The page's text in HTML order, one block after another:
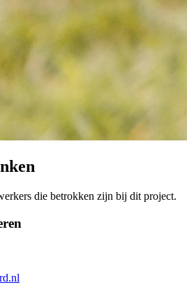
die betrokken zijn bij dit project.